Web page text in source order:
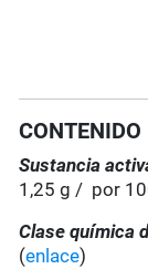
CONTENIDO
Sustancia
1,25 g / por
Clase química
(enlace)